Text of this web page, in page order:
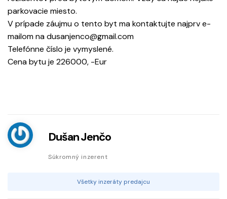
parkovacie miesto.
V prípade záujmu o tento byt ma kontaktujte najprv e-
mailom na dusanjenco@gmail.com
Telefónne číslo je vymyslené.
Cena bytu je 226000, -Eur
Dušan Jenčo
Súkromný inzerent
Všetky inzeráty predajcu